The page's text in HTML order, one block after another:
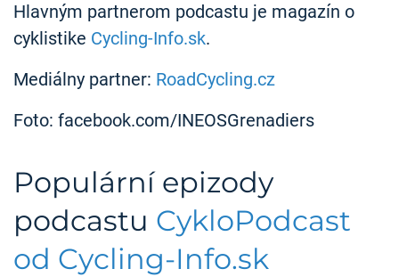
Hlavným partnerom podcastu je magazín o
cyklistike Cycling-Info.sk.
Mediálny partner: RoadCycling.cz
Foto: facebook.com/INEOSGrenadiers
Populární epizody
podcastu CykloPodcast
od Cycling-Info.sk